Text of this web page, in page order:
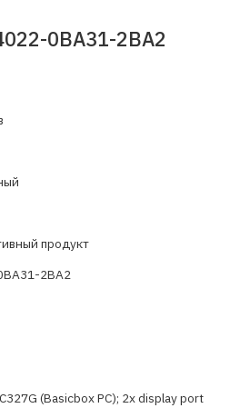
0BA31-2BA2
продукт
2BA2
(Basicbox PC); 2x display port